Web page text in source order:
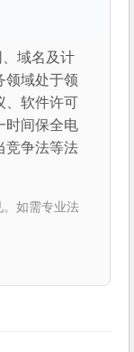
域名及计
领域处于领
、软件许可
时间保全电
竞争法等法
。如需专业法